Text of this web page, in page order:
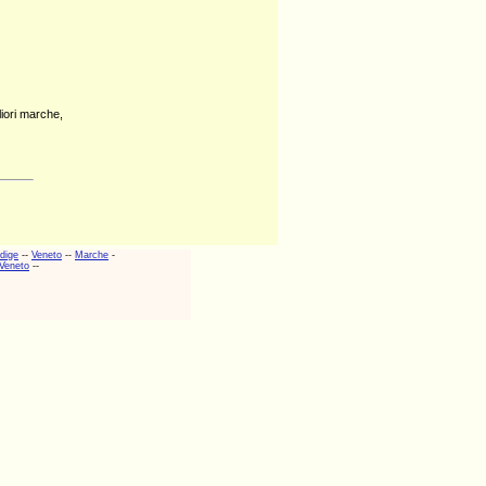
marche,
-- Veneto -- Marche -
Veneto --